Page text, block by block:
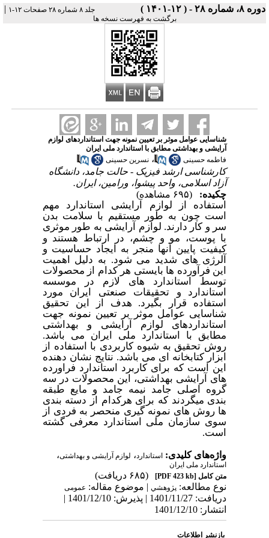
دوره ۸، شماره ۲۸ - ( ۱۲-۱۴۰۱ ) جلد ۸ شماره ۲۸ صفحات ۱۲-۱ |
برگشت به فهرست نسخه ها
شناسایی عوامل موثر بر تعیین نمونه جهت استانداردهای لوازم
آرایشی و بهداشتی مطابق با استاندارد ملی ایران
فاطمه حسینی
، نسرین حسینی
کارشناسی ارشد فیزیک - حالت جامد، دانشگاه
آزاد اسلامی، واحد پیشوا، ورامین، ایران.
چکیده:
(۶۹۵ مشاهده)
استفاده از لوازم آرایشی استاندارد مهم
است چون به طور مستقیم با سلامت بدن
سر و کار دارند. لوازم آرایشی به طور موثری
با پوست، مو و چشم، در ارتباط هستند و
کیفیت پایین آنها منجر به ایجاد حساسیت و
آلرژی های شدید می شود. به دلیل اهمیت
این فرآورده ها بایستی هر کدام از محصولات
توسط استاندارد های لازم در موسسه
استاندارد و تحقیقات صنعتی ایران مورد
استفاده قرار بگیرد. هدف از این تحقیق
شناسایی عوامل موثر بر تعیین نمونه جهت
استانداردهای لوازم آرایشی و بهداشتی
مطابق با استاندارد ملی ایران می باشد.
روش تحقیق به شیوه کاربردی با استفاده از
ابزار کتابخانه ای می باشد. نتایج نشان دهنده
این است که برای کاربرد استاندارد فراورده
های آرایشی بهداشتی، این محصولات در سه
گروه اصلی جامد نیمه جامد و مایع طبقه
بندی می­گردند که برای هرکدام از دسته بندی
ها روش های نمونه گیری منحصر به فردی از
سوی سازمان ملی استاندارد معرفی گشته
است.
واژه‌های کلیدی: استاندارد، لوازم آرایشی و بهداشتی،
استاندارد ملی ایران
متن کامل[PDF 423 kb]
(۶۸۵ دریافت)
نوع مطالعه: پژوهشي| موضوع مقاله: عمومى
دریافت: 1401/11/27 | پذیرش: 1401/12/10 |
انتشار: 1401/12/10
بازنشر اطلاعات